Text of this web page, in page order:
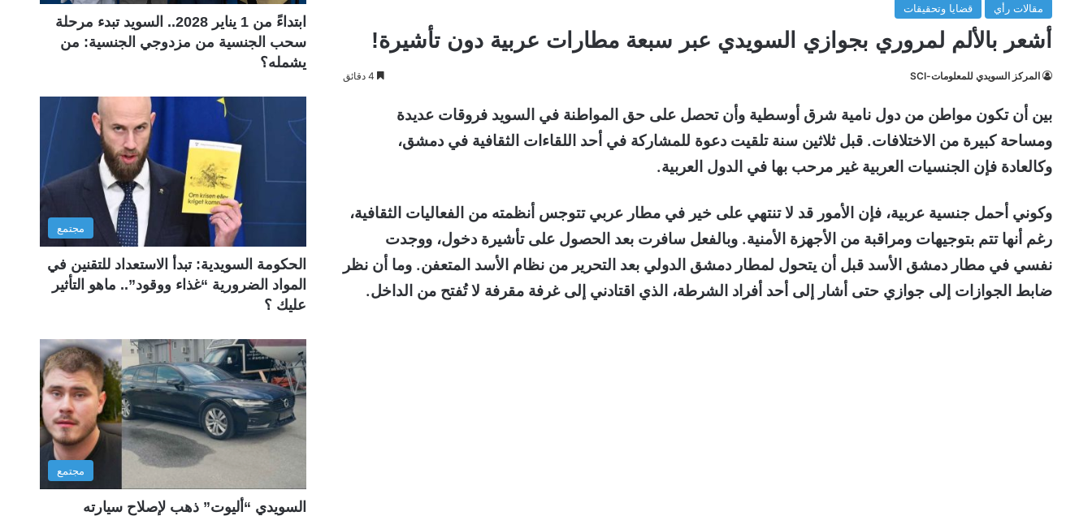
مقالات رأي قضايا وتحقيقات
أشعر بالألم لمروري بجوازي السويدي عبر سبعة مطارات عربية دون تأشيرة!
المركز السويدي للمعلومات-SCI
بين أن تكون مواطن من دول نامية شرق أوسطية وأن تحصل على حق المواطنة في السويد فروقات عديدة
ومساحة كبيرة من الاختلافات. قبل ثلاثين سنة تلقيت دعوة للمشاركة في أحد اللقاءات الثقافية في دمشق،
وكالعادة فإن الجنسيات العربية غير مرحب بها في الدول العربية.
وكوني أحمل جنسية عربية، فإن الأمور قد لا تنتهي على خير في مطار عربي تتوجس أنظمته من الفعاليات الثقافية،
رغم أنها تتم بتوجيهات ومراقبة من الأجهزة الأمنية. وبالفعل سافرت بعد الحصول على تأشيرة دخول، ووجدت
نفسي في مطار دمشق الأسد قبل أن يتحول لمطار دمشق الدولي بعد التحرير من نظام الأسد المتعفن. وما أن نظر
ضابط الجوازات إلى جوازي حتى أشار إلى أحد أفراد الشرطة، الذي اقتادني إلى غرفة مقرفة لا تُفتح من الداخل.
ابتداءً من 1 يناير 2028.. السويد تبدء مرحلة
سحب الجنسية من مزدوجي الجنسية: من
يشمله؟
مجتمع
الحكومة السويدية: تبدأ الاستعداد للتقنين في
المواد الضرورية “غذاء ووقود”.. ماهو التأثير
عليك ؟
مجتمع
السويدي “أليوت” ذهب لإصلاح سيارته